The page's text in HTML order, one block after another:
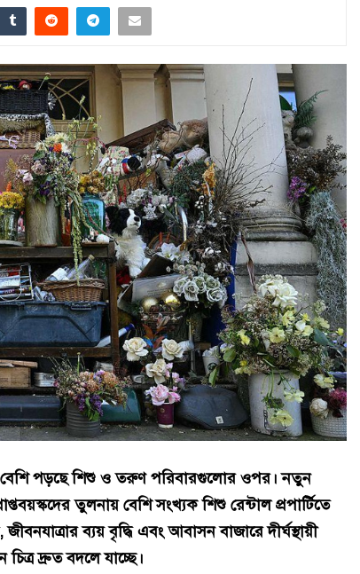
বেশি পড়ছে শিশু ও তরুণ পরিবারগুলোর ওপর। নতুন
তুলনায় বেশি সংখ্যক শিশু রেন্টাল প্রপার্টিতে
ব্যয় বৃদ্ধি এবং আবাসন বাজারে দীর্ঘস্থায়ী
দ্রুত বদলে যাচ্ছে।